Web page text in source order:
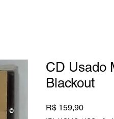
CD Usado
Blackout
R$ 159,90Preço